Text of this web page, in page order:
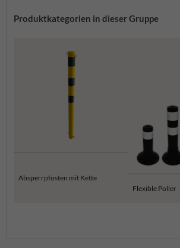
Produktkategorien in dieser Gruppe
Absperrpfosten mit Kette
Flexible Poller